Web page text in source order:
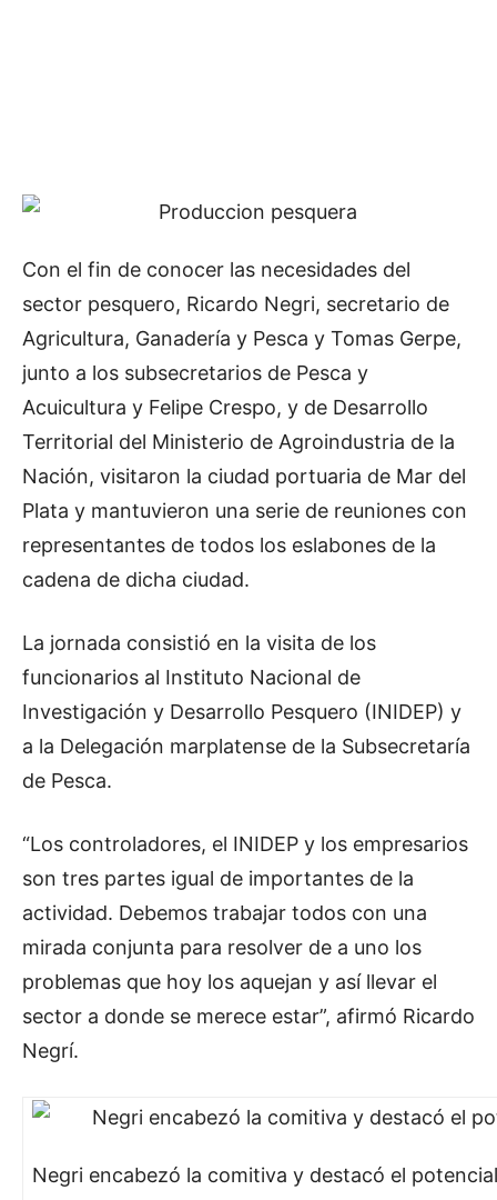
Con el fin de conocer las necesidades del
sector pesquero, Ricardo Negri, secretario de
Agricultura, Ganadería y Pesca y Tomas Gerpe,
junto a los subsecretarios de Pesca y
Acuicultura y Felipe Crespo, y de Desarrollo
Territorial del Ministerio de Agroindustria de la
Nación, visitaron la ciudad portuaria de Mar del
Plata y mantuvieron una serie de reuniones con
representantes de todos los eslabones de la
cadena de dicha ciudad.
La jornada consistió en la visita de los
funcionarios al Instituto Nacional de
Investigación y Desarrollo Pesquero (INIDEP) y
a la Delegación marplatense de la Subsecretaría
de Pesca.
“Los controladores, el INIDEP y los empresarios
son tres partes igual de importantes de la
actividad. Debemos trabajar todos con una
mirada conjunta para resolver de a uno los
problemas que hoy los aquejan y así llevar el
sector a donde se merece estar”, afirmó Ricardo
Negrí.
Negri encabezó la comitiva y destacó el